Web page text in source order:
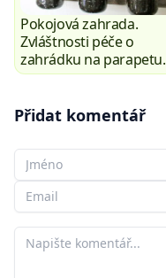
Pokojová zahrada.
Zvláštnosti péče o
zahrádku na parapetu.
Přidat komentář
Vaše jméno
Váš e-mail
Váš komentář